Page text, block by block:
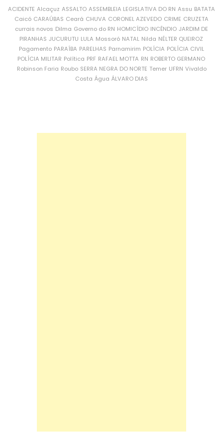
ACIDENTE Alcaçuz ASSALTO ASSEMBLEIA LEGISLATIVA DO RN Assu BATATA
Caicó CARAÚBAS Ceará CHUVA CORONEL AZEVEDO CRIME CRUZETA
currais novos Dilma Governo do RN HOMICÍDIO INCÊNDIO JARDIM DE
PIRANHAS JUCURUTU LULA Mossoró NATAL Nilda NÉLTER QUEIROZ
Pagamento PARAÍBA PARELHAS Parnamirim POLÍCIA POLÍCIA CIVIL
POLÍCIA MILITAR Política PRF RAFAEL MOTTA RN ROBERTO GERMANO
Robinson Faria Roubo SERRA NEGRA DO NORTE Temer UFRN Vivaldo
Costa Água ÁLVARO DIAS